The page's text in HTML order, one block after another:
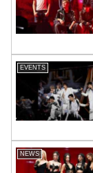
EVENTS
NEWS